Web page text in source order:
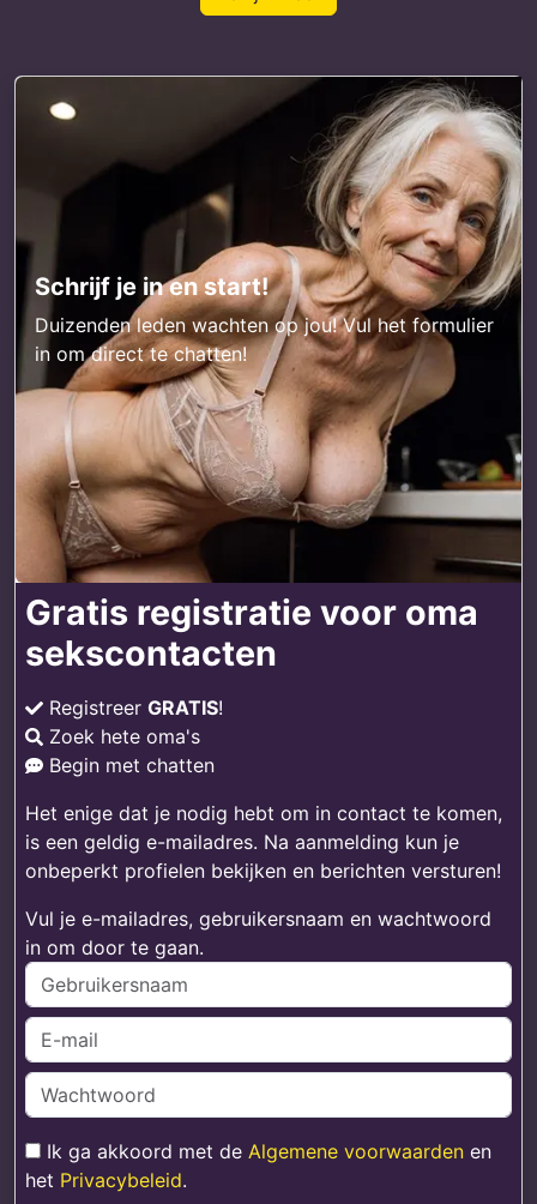
Schrijf je in en start!
Duizenden leden wachten op jou! Vul het formulier
in om direct te chatten!
Gratis registratie voor oma
sekscontacten
Registreer GRATIS!
Zoek hete oma's
Begin met chatten
Het enige dat je nodig hebt om in contact te komen,
is een geldig e-mailadres. Na aanmelding kun je
onbeperkt profielen bekijken en berichten versturen!
Vul je e-mailadres, gebruikersnaam en wachtwoord
in om door te gaan.
Ik ga akkoord met de Algemene voorwaarden en
het Privacybeleid.